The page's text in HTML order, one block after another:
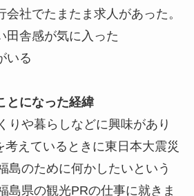
社でたまたま求人があった。
田舎感が気に入った
いる
とになった経緯
りや暮らしなどに興味があり
考えているときに東日本大震災
島のために何かしたいという
島県の観光PRの仕事に就きま